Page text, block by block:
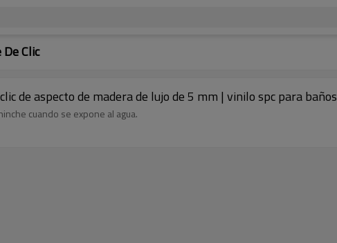
Clic
de aspecto de madera de lujo de 5 mm | vinilo spc para baños
cuando se expone al agua.